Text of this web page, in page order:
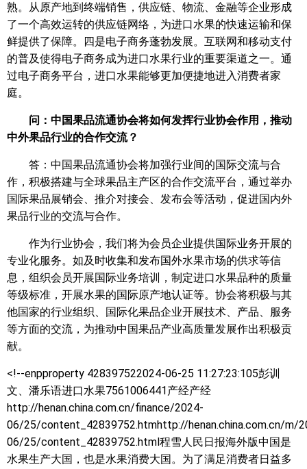
熟。从原产地到终端销售，供应链、物流、金融等企业形成
了一个高效运转的供应链网络，为进口水果的快速运输和保
鲜提供了保障。四是电子商务蓬勃发展。互联网和移动支付
的普及使得电子商务成为进口水果行业的重要渠道之一。通
过电子商务平台，进口水果能够更加便捷地进入消费者家
庭。
问：中国果品流通协会将如何发挥行业协会作用，推动
中外果品行业的合作交流？
答：中国果品流通协会将加强行业间的国际交流与合
作，积极搭建与全球果品主产区的合作交流平台，通过举办
国际果品展销会、推介对接会、发布会等活动，促进国内外
果品行业的交流与合作。
作为行业协会，我们将为会员企业提供国际业务开展的
专业化服务。如及时收集和发布国外水果市场的供求等信
息，组织会员开展国际业务培训，制定进口水果品种的质量
等级标准，开展水果的国际原产地认证等。协会将积极与其
他国家的行业组织、国际化果品企业开展技术、产品、服务
等方面的交流，为推动中国果品产业高质量发展作出积极贡
献。
<!--enpproperty 428397522024-06-25 11:27:23:105彭训
文、潘乐语进口水果7561006441产经产经
http://henan.china.com.cn/finance/2024-
06/25/content_42839752.htmhttp://henan.china.com.cn/m/
06/25/content_42839752.html程雪人民日报海外版中国是
水果生产大国，也是水果消费大国。为了满足消费者日益多